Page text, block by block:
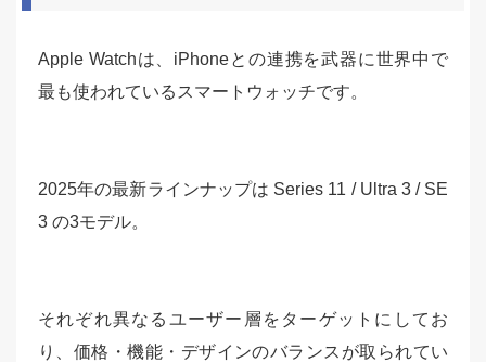
Apple Watchは、iPhoneとの連携を武器に世界中で
最も使われているスマートウォッチです。
2025年の最新ラインナップは Series 11 / Ultra 3 / SE
3 の3モデル。
それぞれ異なるユーザー層をターゲットにしてお
り、価格・機能・デザインのバランスが取られてい